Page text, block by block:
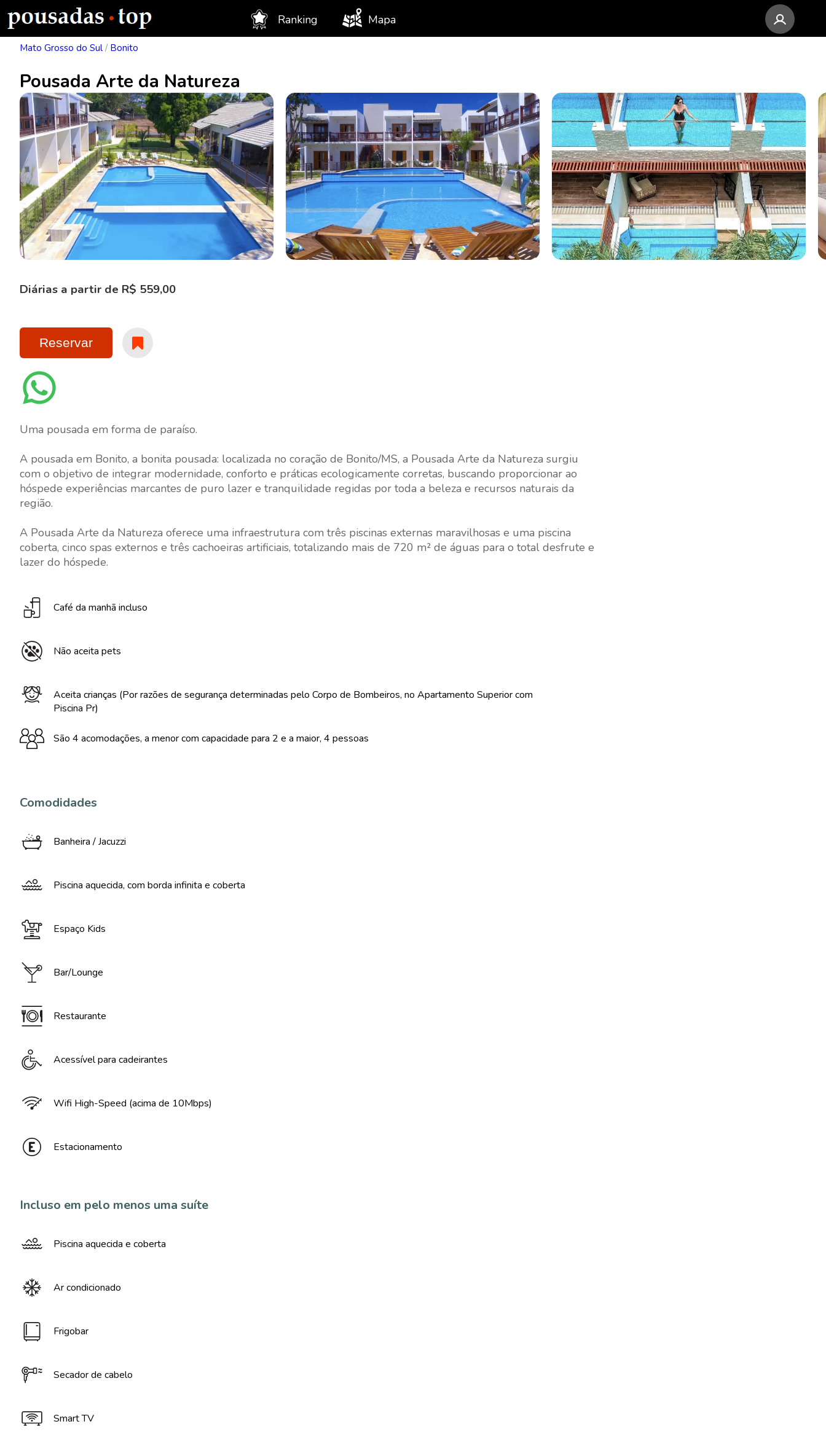
Ranking Mapa
Mato Grosso do Sul / Bonito
Pousada Arte da Natureza
Diárias a partir de R$ 559,00
Reservar
Uma pousada em forma de paraíso.
A pousada em Bonito, a bonita pousada: localizada no coração de Bonito/MS, a Pousada Arte da Natureza surgiu
com o objetivo de integrar modernidade, conforto e práticas ecologicamente corretas, buscando proporcionar ao
hóspede experiências marcantes de puro lazer e tranquilidade regidas por toda a beleza e recursos naturais da
região.
A Pousada Arte da Natureza oferece uma infraestrutura com três piscinas externas maravilhosas e uma piscina
coberta, cinco spas externos e três cachoeiras artificiais, totalizando mais de 720 m² de águas para o total desfrute e
lazer do hóspede.
Café da manhã incluso
Não aceita pets
Aceita crianças (Por razões de segurança determinadas pelo Corpo de Bombeiros, no Apartamento Superior com
Piscina Pr)
São 4 acomodações, a menor com capacidade para 2 e a maior, 4 pessoas
Comodidades
Banheira / Jacuzzi
Piscina aquecida, com borda infinita e coberta
Espaço Kids
Bar/Lounge
Restaurante
Acessível para cadeirantes
Wifi High-Speed (acima de 10Mbps)
Estacionamento
Incluso em pelo menos uma suíte
Piscina aquecida e coberta
Ar condicionado
Frigobar
Secador de cabelo
Smart TV